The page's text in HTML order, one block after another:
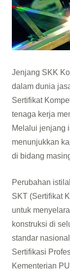
Jenjang SKK
dalam dunia
Sertifikat
tenaga kerja
Melalui jenjang
menunjukkan
di bidang
Perubahan
SKT (Sertifikat
untuk
konstruksi di
standar
Sertifikasi
Kementerian